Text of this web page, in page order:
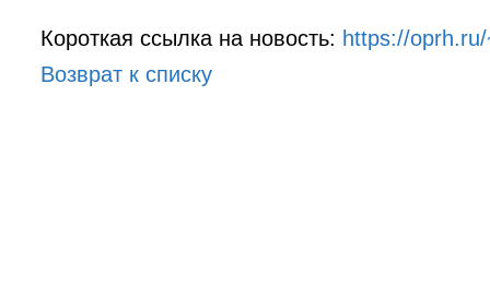
Короткая ссылка на новость: https://
Возврат к списку